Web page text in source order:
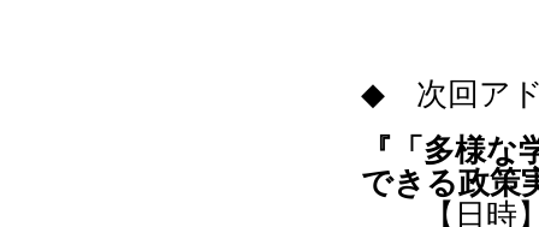
◆
次回ア
『 「多様
できる政策
【日時